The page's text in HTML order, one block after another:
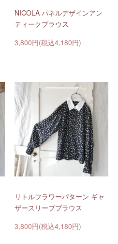
NICOLA パネルデザインアン
ティークブラウス
3,800円(税込4,180円)
リトルフラワーパターン ギャ
ザースリーブブラウス
3,800円(税込4,180円)